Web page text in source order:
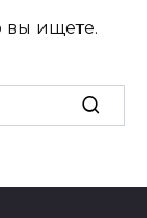
вы ищете.